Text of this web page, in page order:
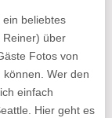
beliebtes
Reiner) über
Fotos von
Wer den
einfach
Hier geht es